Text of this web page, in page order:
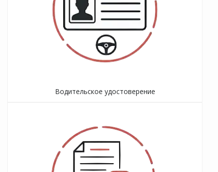
Водительское удостоверение